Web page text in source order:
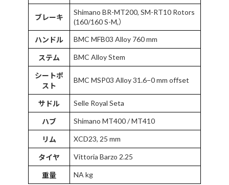
ブレーキ
Shimano BR-MT200, SM-RT10 Rotors
(160/160 S-M,）
ハンドル BMC MFB03 Alloy 760 mm
ステム BMC Alloy Stem
シートポ
スト
BMC MSP03 Alloy 31.6−0 mm offset
サドル Selle Royal Seta
ハブ Shimano MT400 / MT410
リム XCD23, 25 mm
タイヤ Vittoria Barzo 2.25
重量 NA kg